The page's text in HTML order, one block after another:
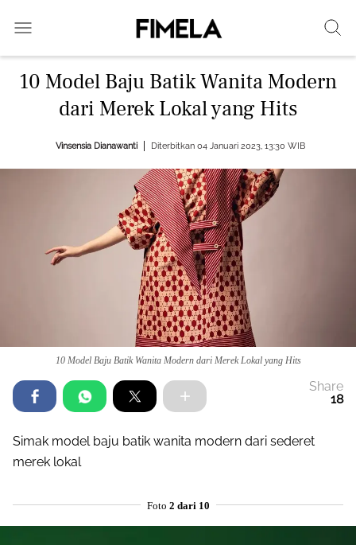
10 Model Baju Batik Wanita Modern
dari Merek Lokal yang Hits
Vinsensia Dianawanti Diterbitkan 04 Januari 2023, 13:30 WIB
10 Model Baju Batik Wanita Modern dari Merek Lokal yang Hits
Share
18
Simak model baju batik wanita modern dari sederet
merek lokal
Foto 2 dari 10